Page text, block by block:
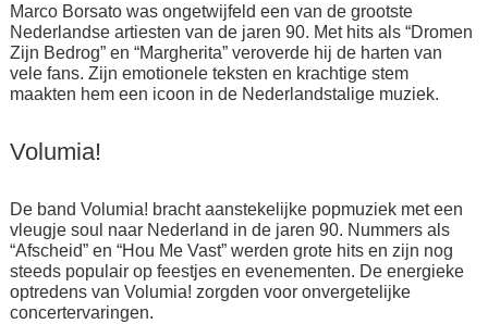
Marco Borsato was ongetwijfeld een van de grootste
Nederlandse artiesten van de jaren 90. Met hits als “Dromen
Zijn Bedrog” en “Margherita” veroverde hij de harten van
vele fans. Zijn emotionele teksten en krachtige stem
maakten hem een icoon in de Nederlandstalige muziek.
Volumia!
De band Volumia! bracht aanstekelijke popmuziek met een
vleugje soul naar Nederland in de jaren 90. Nummers als
“Afscheid” en “Hou Me Vast” werden grote hits en zijn nog
steeds populair op feestjes en evenementen. De energieke
optredens van Volumia! zorgden voor onvergetelijke
concertervaringen.